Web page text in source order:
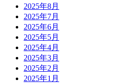
2025年8月
2025年7月
2025年6月
2025年5月
2025年4月
2025年3月
2025年2月
2025年1月